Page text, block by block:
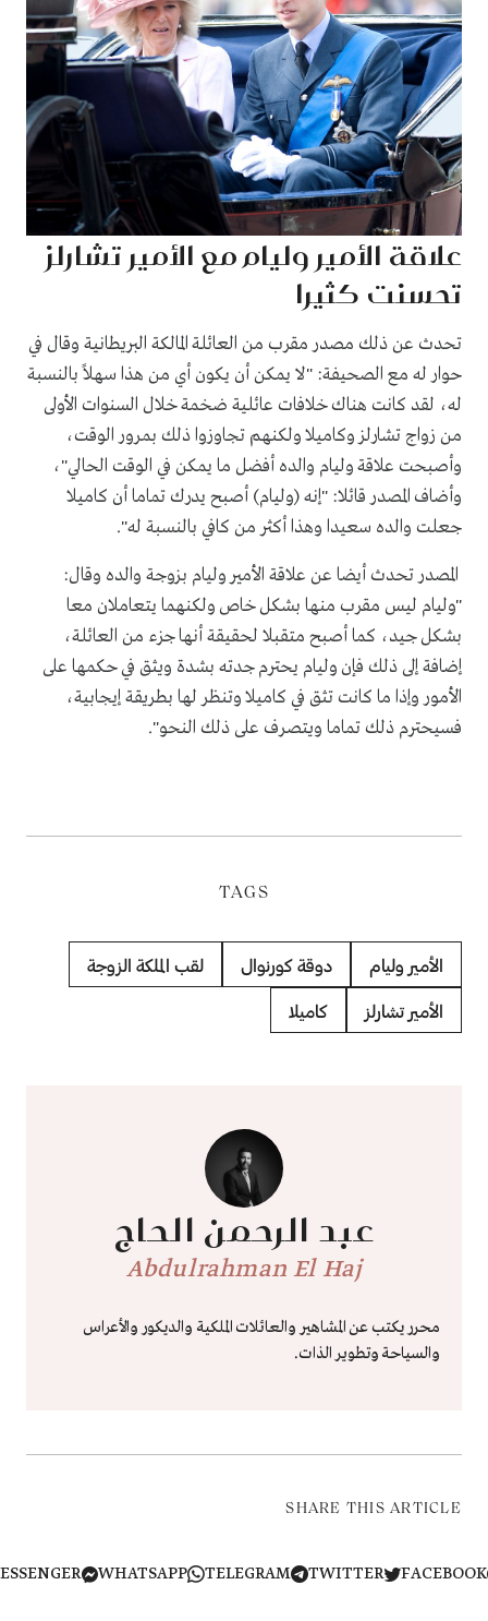
علاقة الأمير وليام مع الأمير تشارلز
تحسنت كثيرا
تحدث عن ذلك مصدر مقرب من العائلة المالكة البريطانية وقال في
حوار له مع الصحيفة: "لا يمكن أن يكون أي من هذا سهلاً بالنسبة
له، لقد كانت هناك خلافات عائلية ضخمة خلال السنوات الأولى
من زواج تشارلز وكاميلا ولكنهم تجاوزوا ذلك بمرور الوقت،
وأصبحت علاقة وليام والده أفضل ما يمكن في الوقت الحالي"،
وأضاف المصدر قائلا: "إنه (وليام) أصبح يدرك تماما أن كاميلا
جعلت والده سعيدا وهذا أكثر من كافي بالنسبة له".
المصدر تحدث أيضا عن علاقة الأمير وليام بزوجة والده وقال:
"وليام ليس مقرب منها بشكل خاص ولكنهما يتعاملان معا
بشكل جيد، كما أصبح متقبلا لحقيقة أنها جزء من العائلة،
إضافة إلى ذلك فإن وليام يحترم جدته بشدة ويثق في حكمها على
الأمور وإذا ما كانت تثق في كاميلا وتنظر لها بطريقة إيجابية،
فسيحترم ذلك تماما ويتصرف على ذلك النحو".
TAGS
الأمير وليام دوقة كورنوال لقب الملكة الزوجة
الأمير تشارلز كاميلا
عبد الرحمن الحاج
Abdulrahman El Haj
محرر يكتب عن المشاهير والعائلات الملكية والديكور والأعراس
والسياحة وتطوير الذات.
SHARE THIS ARTICLE
TWITTER
TELEGRAM
WHATSAPP
MESSENGER